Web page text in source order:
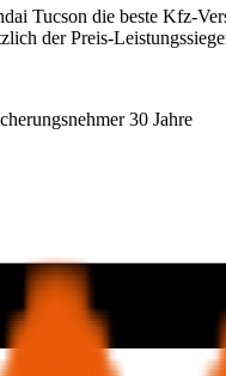
Tucson die beste Kfz-
der Preis-
30 Jahre